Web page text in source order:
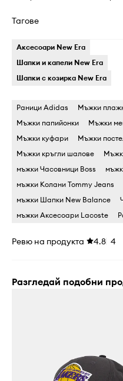
Тагове
Аксесоари New Era
Шапки и капели New Era
Шапки с козирка New Era
Раници Adidas Мъжки
Мъжки папийонки
Мъжки
Мъжки куфари
Мъжки
Мъжки кръгли шалове
мъжки Часовници Boss
мъжки Колани Tommy Jeans
мъжки Шапки New Balance
мъжки Аксесоари Lacoste
Ревю на продукта 4.8 4
Разгледай подобни